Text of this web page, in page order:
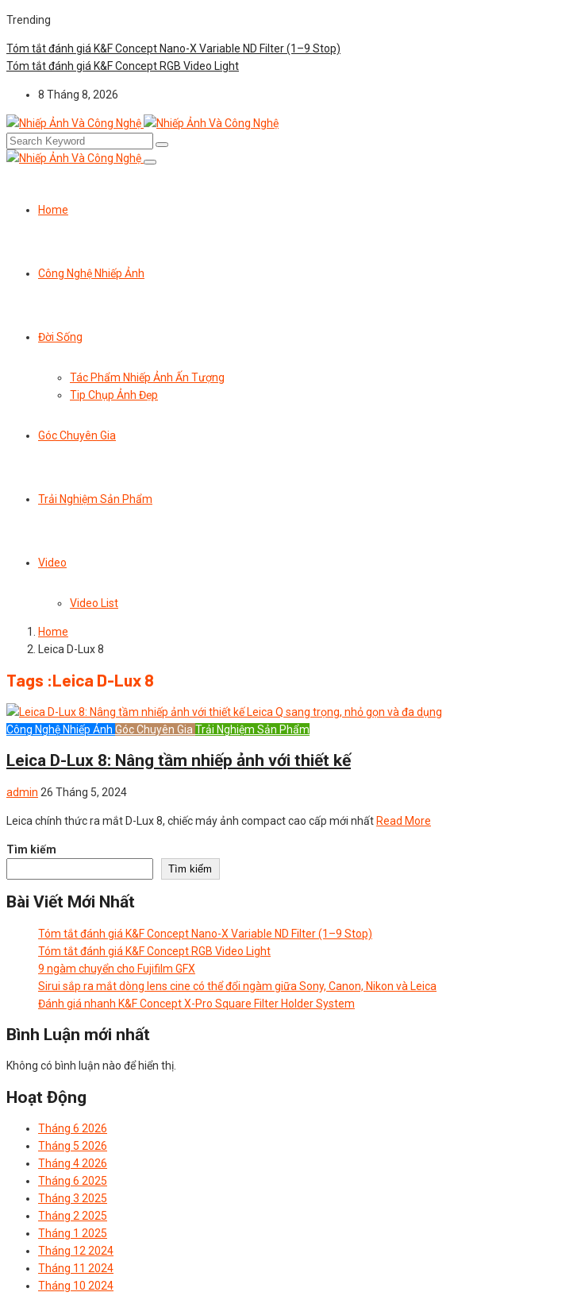
Trending
Tóm tắt đánh giá K&F Concept Nano-X Variable ND Filter (1–9 Stop)
Tóm tắt đánh giá K&F Concept RGB Video Light
8 Tháng 8, 2026
Home
Công Nghệ Nhiếp Ảnh
Đời Sống
Tác Phẩm Nhiếp Ảnh Ấn Tượng
Tip Chụp Ảnh Đẹp
Góc Chuyên Gia
Trải Nghiệm Sản Phẩm
Video
Video List
Home
Leica D-Lux 8
Tags :Leica D-Lux 8
Công Nghệ Nhiếp Ảnh Góc Chuyên Gia Trải Nghiệm Sản Phẩm
Leica D-Lux 8: Nâng tầm nhiếp ảnh với thiết kế
admin 26 Tháng 5, 2024
Leica chính thức ra mắt D-Lux 8, chiếc máy ảnh compact cao cấp mới nhất Read More
Tìm kiếm
Tìm kiếm
Bài Viết Mới Nhất
Tóm tắt đánh giá K&F Concept Nano-X Variable ND Filter (1–9 Stop)
Tóm tắt đánh giá K&F Concept RGB Video Light
9 ngàm chuyển cho Fujifilm GFX
Sirui sắp ra mắt dòng lens cine có thể đổi ngàm giữa Sony, Canon, Nikon và Leica
Đánh giá nhanh K&F Concept X-Pro Square Filter Holder System
Bình Luận mới nhất
Không có bình luận nào để hiển thị.
Hoạt Động
Tháng 6 2026
Tháng 5 2026
Tháng 4 2026
Tháng 6 2025
Tháng 3 2025
Tháng 2 2025
Tháng 1 2025
Tháng 12 2024
Tháng 11 2024
Tháng 10 2024